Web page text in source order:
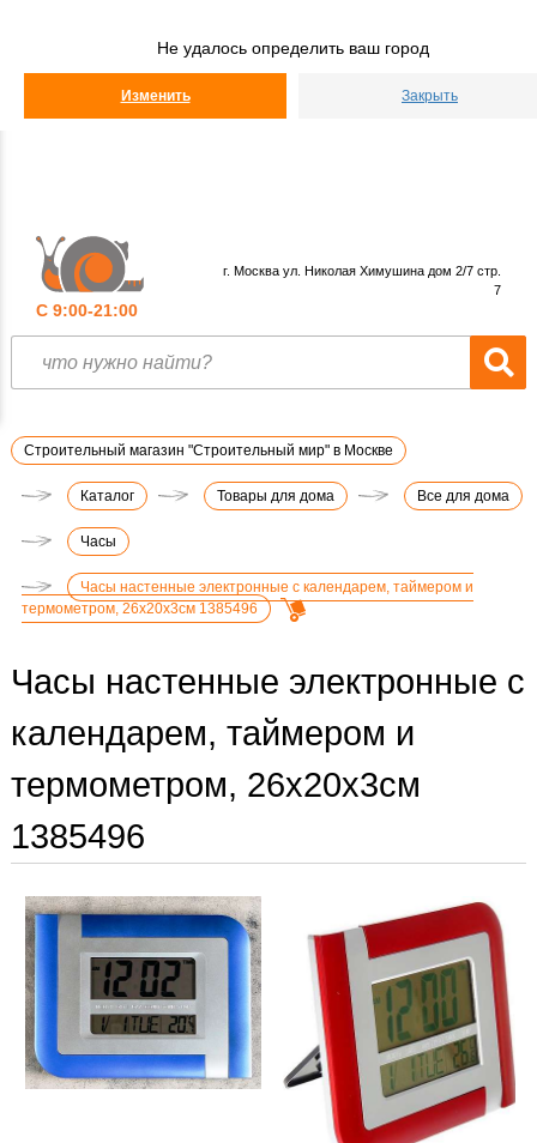
Не удалось определить ваш город
Изменить Закрыть
С 9:00-21:00
г. Москва ул. Николая Химушина дом 2/7 стр.
7
Строительный магазин "Строительный мир" в Москве
Каталог Товары для дома Все для дома
Часы
Часы настенные электронные с календарем, таймером и
термометром, 26х20х3см 1385496
Часы настенные электронные с
календарем, таймером и
термометром, 26х20х3см
1385496